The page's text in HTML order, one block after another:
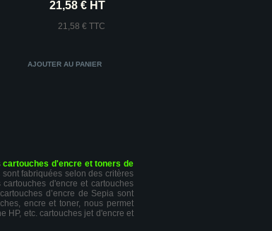
21,58 € HT
21,58 € TTC
cartouches d'encre et toners de
sont fabriquées selon des critères
d'encre et cartouches
d’encre de Sepia sont
encre et toner, nous permet
HP, etc. cartouches jet d'encre et